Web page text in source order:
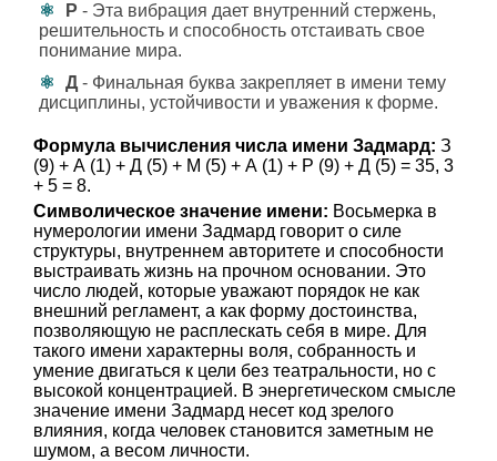
Р - Эта вибрация дает внутренний стержень,
решительность и способность отстаивать свое
понимание мира.
Д - Финальная буква закрепляет в имени тему
дисциплины, устойчивости и уважения к форме.
Формула вычисления числа имени Задмард: З
(9) + А (1) + Д (5) + М (5) + А (1) + Р (9) + Д (5) = 35, 3
+ 5 = 8.
Символическое значение имени: Восьмерка в
нумерологии имени Задмард говорит о силе
структуры, внутреннем авторитете и способности
выстраивать жизнь на прочном основании. Это
число людей, которые уважают порядок не как
внешний регламент, а как форму достоинства,
позволяющую не расплескать себя в мире. Для
такого имени характерны воля, собранность и
умение двигаться к цели без театральности, но с
высокой концентрацией. В энергетическом смысле
значение имени Задмард несет код зрелого
влияния, когда человек становится заметным не
шумом, а весом личности.